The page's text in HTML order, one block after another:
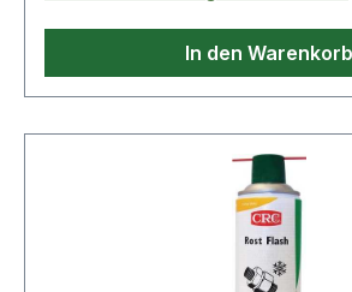
Farbe: farblos-opak ·
Gebinde: SpraydoseIn den Warenkorb